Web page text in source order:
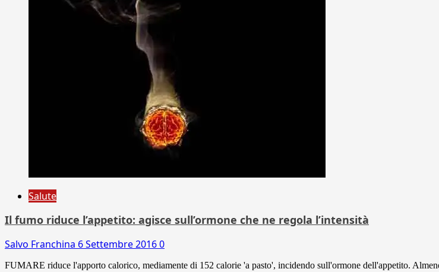
Salute
Il fumo riduce l’appetito: agisce sull’ormone che ne regola l’intensità
Salvo Franchina 6 Settembre 20160
FUMARE riduce l'apporto calorico, mediamente di 152 calorie 'a pasto', incidendo sull'ormone dell'appetito.